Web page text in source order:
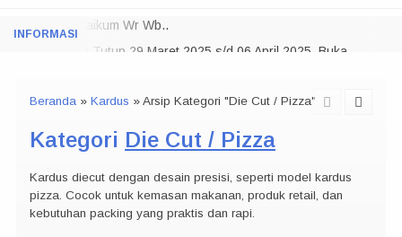
Assalamu 'alaikum Wr Wb..
Toko Tutup 29 Maret 2025 s/d 06 April 2025, Buka
Selamat Datang di Pekanbaru Bubble Wrap.
ukuran, Kami juga menyediakan Lakban Daimaru, Lakban Fragile
Kardus Packing dan berbagai macam kebutuhan Packaging
Lainnya.
Bisa Datang Langsung ke Toko Offline Kami Dan Juga Bisa Kirim
Beranda » Kardus » Arsip Kategori "Die Cut / Pizza"
Kategori Die Cut / Pizza
Kardus diecut dengan desain presisi, seperti model kardus
pizza. Cocok untuk kemasan makanan, produk retail, dan
kebutuhan packing yang praktis dan rapi.